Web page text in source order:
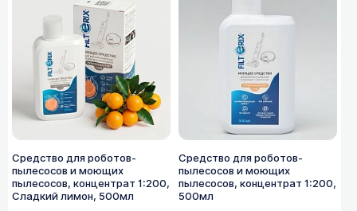
Средство для роботов-
пылесосов и моющих
пылесосов, концентрат 1:200,
Сладкий лимон, 500мл
Средство для роботов-
пылесосов и моющих
пылесосов, концентрат 1:200,
500мл